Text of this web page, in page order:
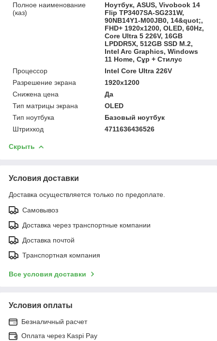
Полное наименование
(каз)
Ноутбук, ASUS, Vivobook 14
Flip TP3407SA-SG231W,
90NB14Y1-M00JB0, 14&quot;,
FHD+ 1920x1200, OLED, 60Hz,
Core Ultra 5 226V, 16GB
LPDDR5X, 512GB SSD M.2,
Intel Arc Graphics, Windows
11 Home, Сұр + Стилус
Процессор
Intel Core Ultra 226V
Разрешение экрана
1920х1200
Снижена цена
Да
Тип матрицы экрана
OLED
Тип ноутбука
Базовый ноутбук
Штрихкод
4711636436526
Скрыть
Условия доставки
Доставка осуществляется только по предоплате.
Самовывоз
Доставка через транспортные компании
Доставка почтой
Транспортная компания
Все условия доставки
Условия оплаты
Безналичный расчет
Оплата через Kaspi Pay